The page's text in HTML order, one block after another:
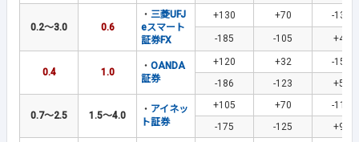
0.2～3.0 0.6
・ 三菱UFJ
eスマート
証券FX
+130 +70 -139
-185 -105 +46
0.4 1.0
・ OANDA
証券
+120 +32
-150
-186
-123 +50
0.7～2.5 1.5～4.0
・ アイネッ
ト証券
+105 +70
-110
-175
-125 +95